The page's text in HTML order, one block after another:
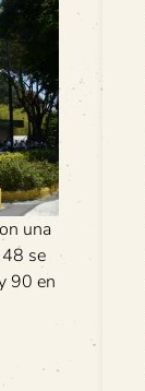
una
se
90 en